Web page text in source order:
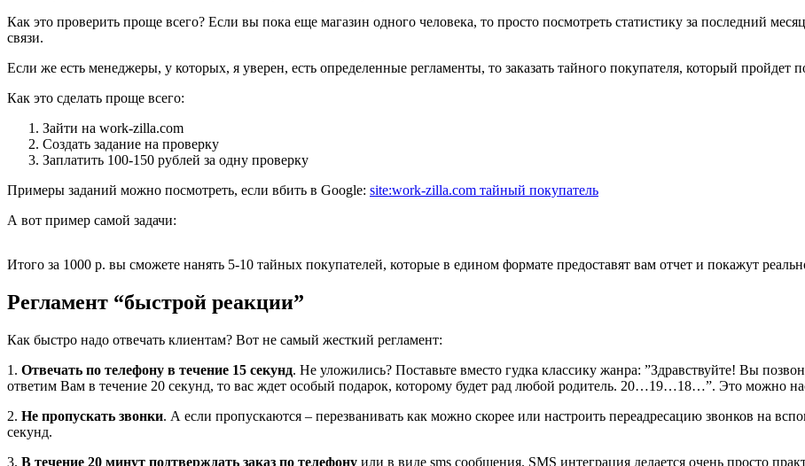
Как это проверить проще всего? Если вы пока еще магазин одного человека, то просто посмотреть статистику за последний
связи.
Если же есть менеджеры, у которых, я уверен, есть определенные регламенты, то заказать тайного покупателя, который пройдет
Как это сделать проще всего:
Зайти на work-zilla.com
Создать задание на проверку
Заплатить 100-150 рублей за одну проверку
Примеры заданий можно посмотреть, если вбить в Google: site:work-zilla.com тайный покупатель
А вот пример самой задачи:
Итого за 1000 р. вы сможете нанять 5-10 тайных покупателей, которые в едином формате предоставят вам отчет и покажут
Регламент “быстрой реакции”
Как быстро надо отвечать клиентам? Вот не самый жесткий регламент:
1. Отвечать по телефону в течение 15 секунд. Не уложились? Поставьте вместо гудка классику жанра: ”Здравствуйте! Вы
ответим Вам в течение 20 секунд, то вас ждет особый подарок, которому будет рад любой родитель. 20…19…18…”. Это можно
2. Не пропускать звонки. А если пропускаются – перезванивать как можно скорее или настроить переадресацию звонков на
секунд.
3. В течение 20 минут подтверждать заказ по телефону или в виде sms сообщения. SMS интеграция делается очень просто